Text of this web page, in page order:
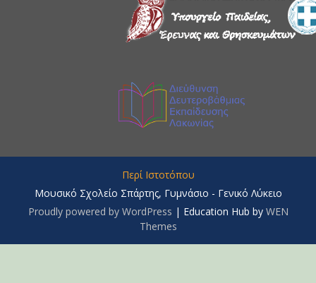
Περί Ιστοτόπου
Μουσικό Σχολείο Σπάρτης, Γυμνάσιο - Γενικό Λύκειο
Proudly powered by WordPress | Education Hub by WEN
Themes